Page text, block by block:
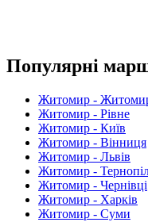
Популярні
Житомир -
Житомир - Рівне
Житомир - Київ
Житомир - Вінниця
Житомир - Львів
Житомир -
Житомир - Чернівці
Житомир - Харків
Житомир - Суми